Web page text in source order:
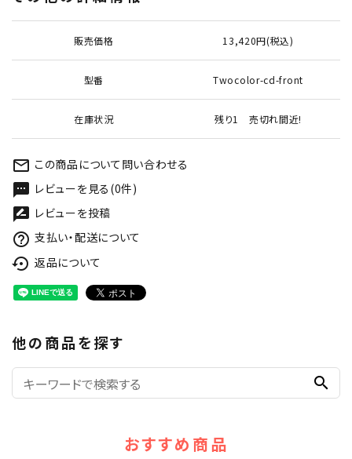
販売価格 13,420円(税込)
型番 Twocolor-cd-front
在庫状況 残り1 売切れ間近!
mail_outline この商品について問い合わせる
textsms レビューを見る(0件)
rate_review レビューを投稿
help_outline 支払い・配送について
settings_backup_restore 返品について
他の商品を探す
search
おすすめ商品